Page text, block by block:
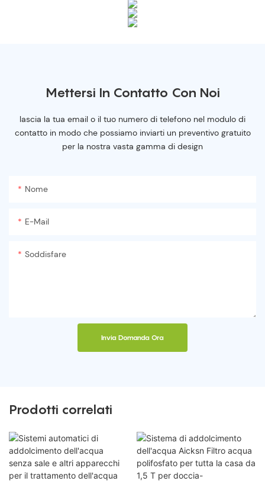
Mettersi In Contatto Con Noi
lascia la tua email o il tuo numero di telefono nel modulo di
contatto in modo che possiamo inviarti un preventivo gratuito
per la nostra vasta gamma di design
Nome
E-Mail
Soddisfare
Invia Domanda Ora
Prodotti correlati